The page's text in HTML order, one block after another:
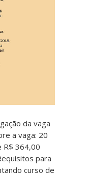
da vaga
a vaga: 20
R$ 364,00
para
curso de